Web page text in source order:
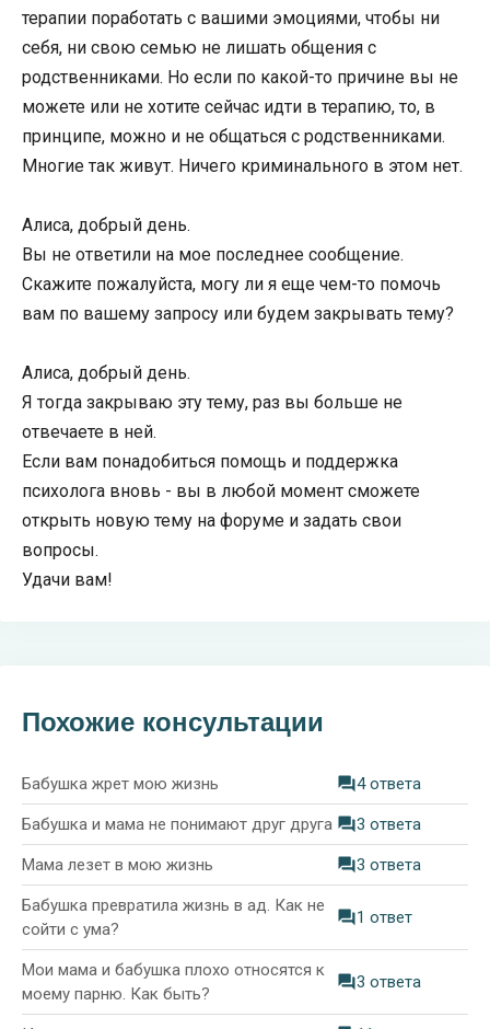
терапии поработать с вашими эмоциями, чтобы ни
себя, ни свою семью не лишать общения с
родственниками. Но если по какой-то причине вы не
можете или не хотите сейчас идти в терапию, то, в
принципе, можно и не общаться с родственниками.
Многие так живут. Ничего криминального в этом нет.
Алиса, добрый день.
Вы не ответили на мое последнее сообщение.
Скажите пожалуйста, могу ли я еще чем-то помочь
вам по вашему запросу или будем закрывать тему?
Алиса, добрый день.
Я тогда закрываю эту тему, раз вы больше не
отвечаете в ней.
Если вам понадобиться помощь и поддержка
психолога вновь - вы в любой момент сможете
открыть новую тему на форуме и задать свои
вопросы.
Удачи вам!
Похожие консультации
Бабушка жрет мою жизнь 4 ответа
Бабушка и мама не понимают друг друга 3 ответа
Мама лезет в мою жизнь 3 ответа
Бабушка превратила жизнь в ад. Как не
сойти с ума?
1 ответ
Мои мама и бабушка плохо относятся к
моему парню. Как быть?
3 ответа